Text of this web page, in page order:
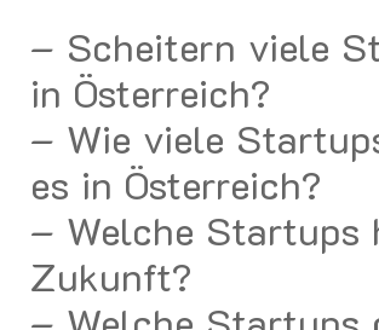
– Scheitern viele
in Österreich?
– Wie viele
es in Österreich?
– Welche Startups
Zukunft?